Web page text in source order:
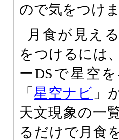
ので気をつけ
月食が見え
をつけるには
ーDSで星空
「星空ナビ 」
天文現象の一
るだけで月食